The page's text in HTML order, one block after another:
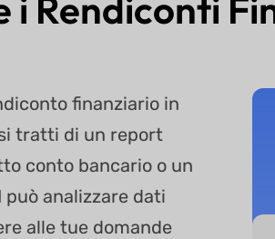
finanziario in
tratti di un report
conto bancario o un
può analizzare dati
alle tue domande